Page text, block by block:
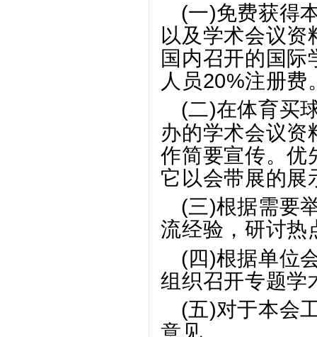
(一)免费获得
以及学术会议
国内召开的国
人员20%注册费
(二)在体育买
办的学术会议资
作简要宣传。优
它以会带展的展
(三)根据需要
流经验，研讨热
(四)根据单位
组织召开专题学
(五)对于本会